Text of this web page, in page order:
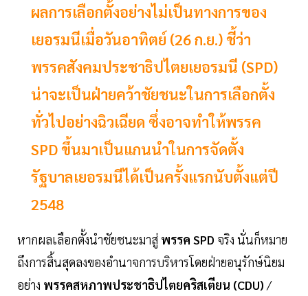
ผลการเลือกตั้งอย่างไม่เป็นทางการของ
เยอรมนีเมื่อวันอาทิตย์ (26 ก.ย.) ชี้ว่า
พรรคสังคมประชาธิปไตยเยอรมนี (SPD)
น่าจะเป็นฝ่ายคว้าชัยชนะในการเลือกตั้ง
ทั่วไปอย่างฉิวเฉียด ซึ่งอาจทำให้พรรค
SPD ขึ้นมาเป็นแกนนำในการจัดตั้ง
รัฐบาลเยอรมนีได้เป็นครั้งแรกนับตั้งแต่ปี
2548
หากผลเลือกตั้งนำชัยชนะมาสู่ พรรค SPD จริง นั่นก็หมาย
ถึงการสิ้นสุดลงของอำนาจการบริหารโดยฝ่ายอนุรักษ์นิยม
อย่าง พรรคสหภาพประชาธิปไตยคริสเตียน (CDU) /